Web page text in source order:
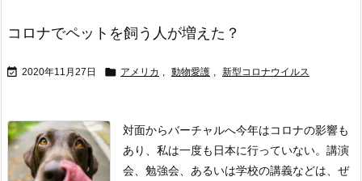
コロナでペットを飼う人が増えた？
 2020年11月27日  アメリカ , 動物愛護 , 新型コロナウイルス
対面からバーチャルへ今年はコロナの影響も
あり、私は一度も日本に行っていない。 講演
会、勉強会、あるいは学校の講義などは、ぜ